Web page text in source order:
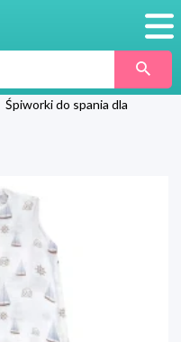
Śpiworki do spania dla